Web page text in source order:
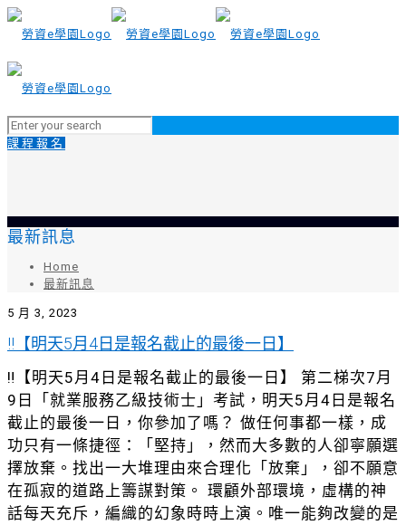
課程報名
最新訊息
Home
最新訊息
5 月 3, 2023
‼️【明天5月4日是報名截止的最後一日】
‼️【明天5月4日是報名截止的最後一日】 第二梯次7月
9日「就業服務乙級技術士」考試，明天5月4日是報名
截止的最後一日，你參加了嗎？ 做任何事都一樣，成
功只有一條捷徑：「堅持」，然而大多數的人卻寧願選
擇放棄。找出一大堆理由來合理化「放棄」，卻不願意
在孤寂的道路上籌謀對策。 環顧外部環境，虛構的神
話每天充斥，編織的幻象時時上演。唯一能夠改變的是